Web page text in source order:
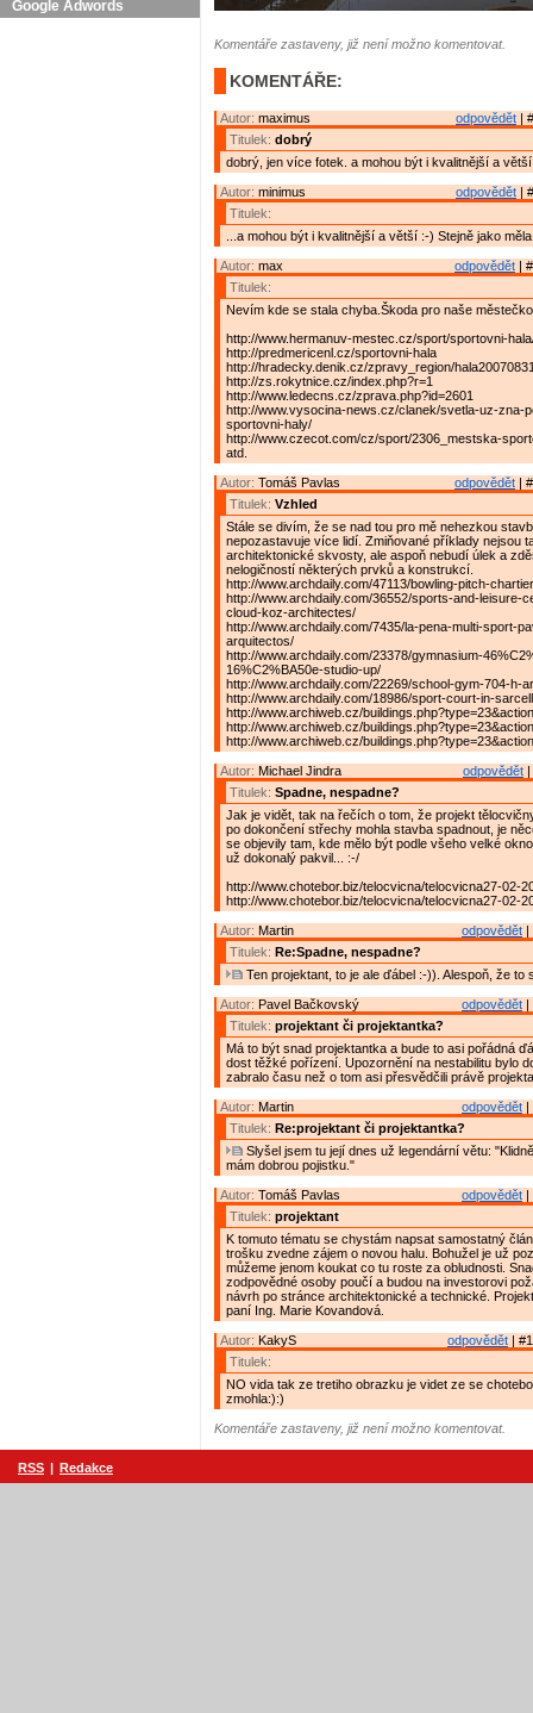
Google Adwords
Komentáře zastaveny, již není možno komentovat.
KOMENTÁŘE:
odpovědět |
Autor: maximus
Titulek: dobrý
dobrý, jen více fotek. a mohou být i kvalitnější a větší
odpovědět |
Autor: minimus
Titulek:
...a mohou být i kvalitnější a větší :-) Stejně jako
odpovědět |
Autor: max
Titulek:
Nevím kde se stala chyba.Škoda pro naše
http://www.hermanuv-mestec.cz/sport/sportovni-
http://predmericenl.cz/sportovni-hala
http://hradecky.denik.cz/zpravy_region/
http://zs.rokytnice.cz/index.php?r=1
http://www.ledecns.cz/zprava.php?id=2601
http://www.vysocina-news.cz/clanek/svetla-uz-zna-
sportovni-haly/
http://www.czecot.com/cz/sport/2306_mestska-
atd.
odpovědět |
Autor: Tomáš Pavlas
Titulek: Vzhled
Stále se divím, že se nad tou pro mě nehezkou
nepozastavuje více lidí. Zmiňované příklady nejsou
architektonické skvosty, ale aspoň nebudí úlek a
nelogičností některých prvků a konstrukcí.
http://www.archdaily.com/47113/bowling-pitch-
http://www.archdaily.com/36552/sports-and-leisure-
cloud-koz-architectes/
http://www.archdaily.com/7435/la-pena-multi-sport-
arquitectos/
http://www.archdaily.com/23378/gymnasium-
16%C2%BA50e-studio-up/
http://www.archdaily.com/22269/school-gym-704-h-
http://www.archdaily.com/18986/sport-court-in-
http://www.archiweb.cz/
http://www.archiweb.cz/
http://www.archiweb.cz/
odpovědět
Autor: Michael Jindra
Titulek: Spadne, nespadne?
Jak je vidět, tak na řečích o tom, že projekt
po dokončení střechy mohla stavba spadnout, je
se objevily tam, kde mělo být podle všeho velké
už dokonalý pakvil... :-/
http://www.chotebor.biz/telocvicna/telocvicna27-02-
http://www.chotebor.biz/telocvicna/telocvicna27-02-
odpovědět |
Autor: Martin
Titulek: Re:Spadne, nespadne?
Ten projektant, to je ale ďábel :-)). Alespoň, že to
odpovědět |
Autor: Pavel Bačkovský
Titulek: projektant či projektantka?
Má to být snad projektantka a bude to asi pořádná
dost těžké pořízení. Upozornění na nestabilitu bylo
zabralo času než o tom asi přesvědčili právě
odpovědět |
Autor: Martin
Titulek: Re:projektant či projektantka?
Slyšel jsem tu její dnes už legendární větu:
mám dobrou pojistku."
odpovědět |
Autor: Tomáš Pavlas
Titulek: projektant
K tomuto tématu se chystám napsat samostatný
trošku zvedne zájem o novou halu. Bohužel je už
můžeme jenom koukat co tu roste za obludnosti.
zodpovědné osoby poučí a budou na investorovi
návrh po stránce architektonické a technické.
paní Ing. Marie Kovandová.
odpovědět |
Autor: KakyS
Titulek:
NO vida tak ze tretiho obrazku je videt ze se
zmohla:):)
Komentáře zastaveny, již není možno komentovat.
RSS | Redakce